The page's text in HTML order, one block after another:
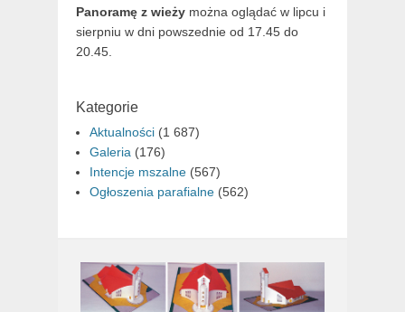
Panoramę z wieży można oglądać w lipcu i
sierpniu w dni powszednie od 17.45 do
20.45.
Kategorie
Aktualności (1 687)
Galeria (176)
Intencje mszalne (567)
Ogłoszenia parafialne (562)